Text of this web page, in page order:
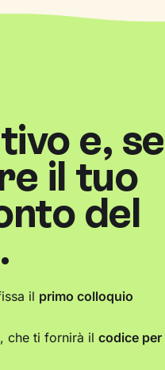
e, se
il tuo
del
il primo colloquio
, che ti fornirà il codice per